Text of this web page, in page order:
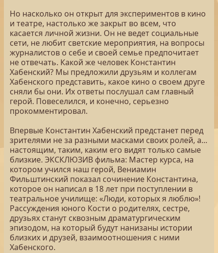
Но насколько он открыт для экспериментов в кино
и театре, настолько же закрыт во всем, что
касается личной жизни. Он не ведет социальные
сети, не любит светские мероприятия, на вопросы
журналистов о себе и своей семье предпочитает
не отвечать. Какой же человек Константин
Хабенский? Мы предложили друзьям и коллегам
Хабенского представить, какое кино о своем друге
сняли бы они. Их ответы послушал сам главный
герой. Повеселился, и конечно, серьезно
прокомментировал.
Впервые Константин Хабенский предстанет перед
зрителями не за разными масками своих ролей, а...
настоящим, таким, каким его видят только самые
близкие. ЭКСКЛЮЗИВ фильма: Мастер курса, на
котором учился наш герой, Вениамин
Фильштинский показал сочинение Константина,
которое он написал в 18 лет при поступлении в
театральное училище: «Люди, которых я люблю»!
Рассуждения юного Кости о родителях, сестре,
друзьях станут сквозным драматургическим
эпизодом, на который будут нанизаны истории
близких и друзей, взаимоотношения с ними
Хабенского.